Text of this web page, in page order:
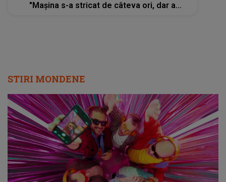
"Mașina s-a stricat de câteva ori, dar a
STIRI MONDENE